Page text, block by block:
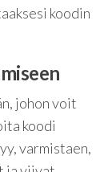
koodin
johon voit
koodi
varmistaen,